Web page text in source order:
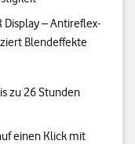
Display – Antireflex-
Blendeffekte
zu 26 Stunden
einen Klick mit